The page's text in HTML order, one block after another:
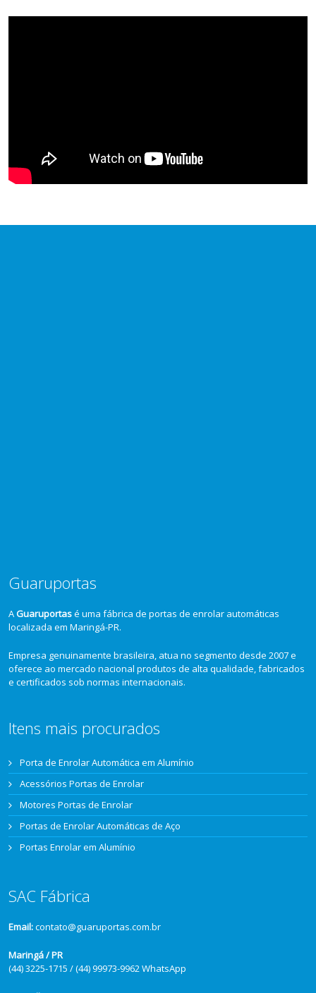
Guaruportas
AGuaruportasé uma fábrica de portas de enrolar automáticas
localizada em Maringá-PR.
Empresa genuinamente brasileira, atua no segmento desde 2007 e
oferece ao mercado nacional produtos de alta qualidade, fabricados
e certificados sob normas internacionais.
Itens mais procurados
Porta de Enrolar Automática em Alumínio
Acessórios Portas de Enrolar
Motores Portas de Enrolar
Portas de Enrolar Automáticas de Aço
Portas Enrolar em Alumínio
SAC Fábrica
Email:contato@guaruportas.com.br
Maringá / PR
(44) 3225-1715 / (44) 99973-9962 WhatsApp